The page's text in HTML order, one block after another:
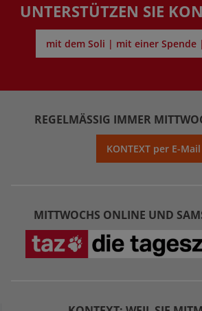
UNTERSTÜTZEN SIE
mit dem Soli | mit einer Spende
REGELMÄSSIG IMMER
KONTEXT per E-Mail
MITTWOCHS ONLINE UND